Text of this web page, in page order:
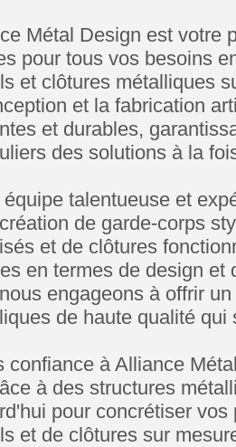
Métal Design est votre
pour tous vos besoins
et clôtures métalliques
et la fabrication
et durables,
des solutions à la
équipe talentueuse et
de garde-corps
et de clôtures
en termes de design
engageons à offrir
de haute qualité
confiance à Alliance
à des structures
pour concrétiser
et de clôtures sur